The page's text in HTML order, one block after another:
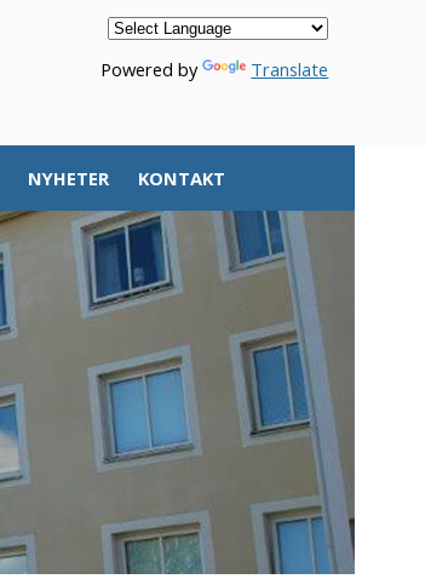
Powered by Translate
NYHETER KONTAKT